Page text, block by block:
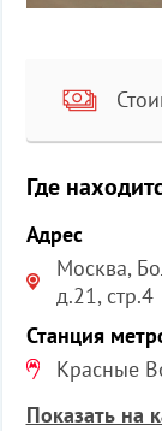
Где
Адрес
Москва,
д.21, стр.4
Станция
Красные
Показать на